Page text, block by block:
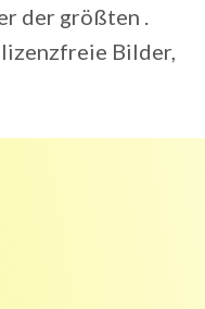
der größten .
Bilder,